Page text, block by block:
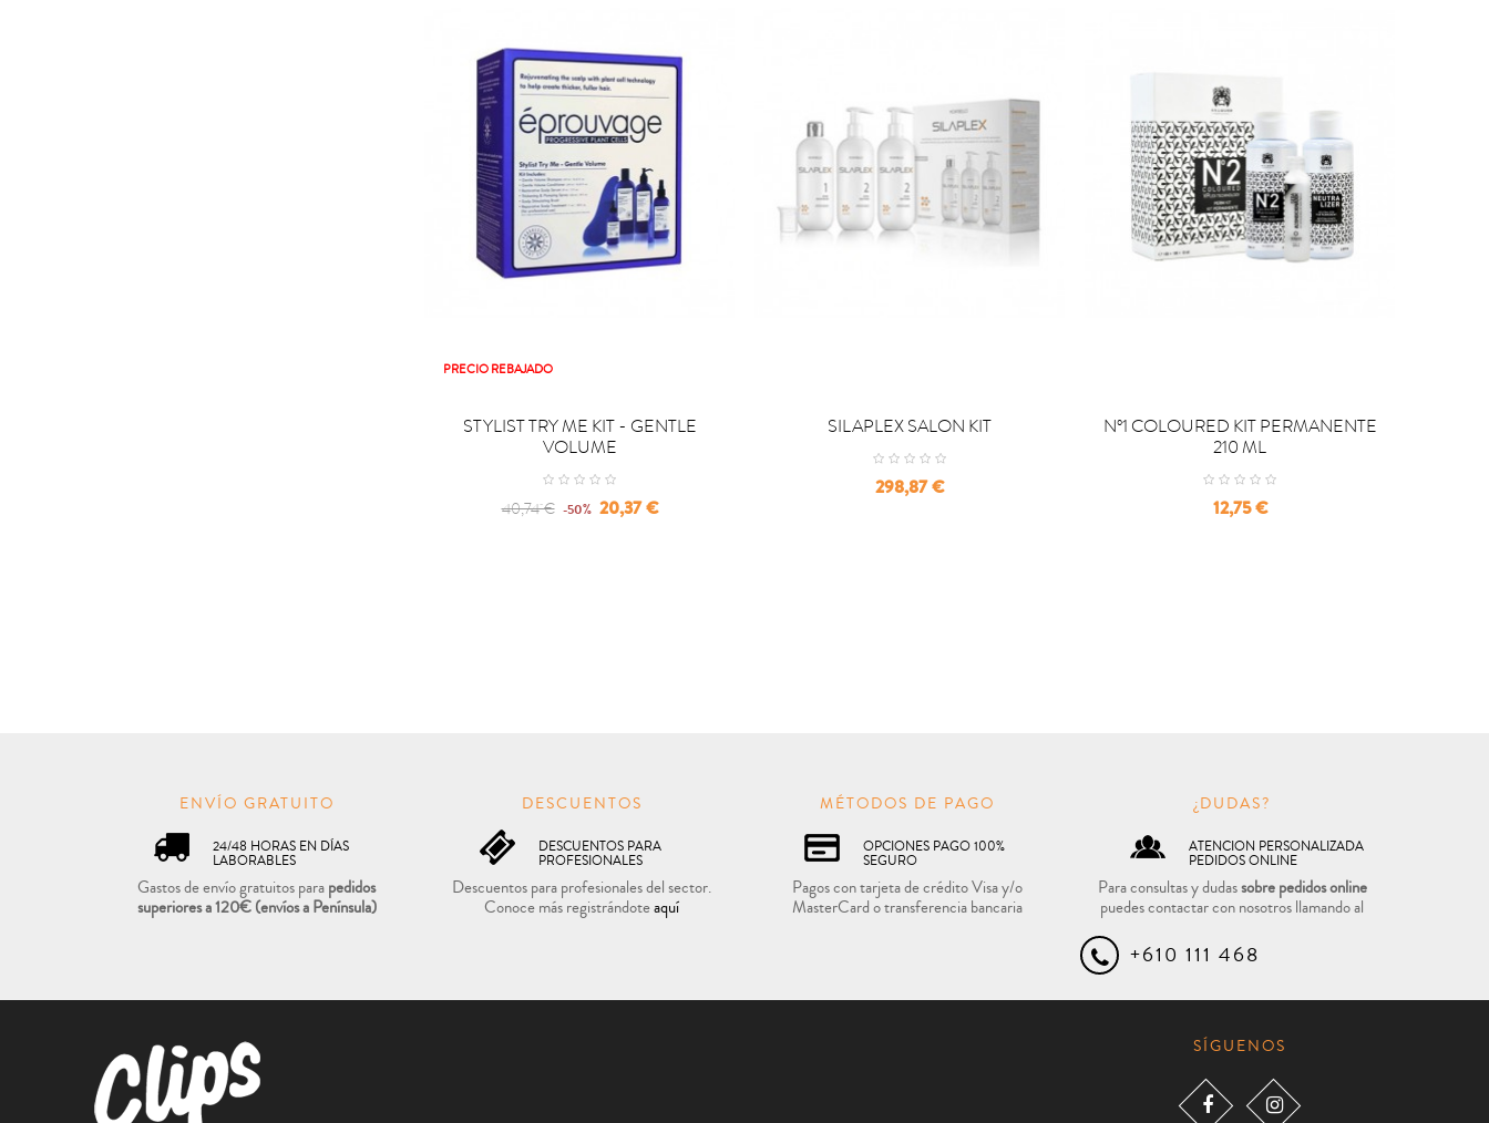
PRECIO REBAJADO

STYLIST TRY ME KIT - GENTLE
VOLUME
Regular
40,74 € -50% Precio
20,37 €
SILAPLEX SALON KIT
Precio
298,87 €

Nº1 COLOURED KIT PERMANENTE
210 ML
Precio
12,75 €
ENVÍO GRATUITO
24/48 HORAS EN DÍAS
LABORABLES
Gastos de envío gratuitos parapedidos
superiores a 120€(envíos a Península)
DESCUENTOS
DESCUENTOS PARA
PROFESIONALES
Descuentos para profesionales del sector.
Conoce más registrándoteaquí
MÉTODOS DE PAGO
OPCIONES PAGO 100%
SEGURO
Pagos con tarjeta de crédito Visa y/o
MasterCard o transferencia bancaria
¿DUDAS?
ATENCION PERSONALIZADA
PEDIDOS ONLINE
Para consultas y dudassobre pedidos online
puedes contactar con nosotros llamando al
+610 111 468
SÍGUENOS